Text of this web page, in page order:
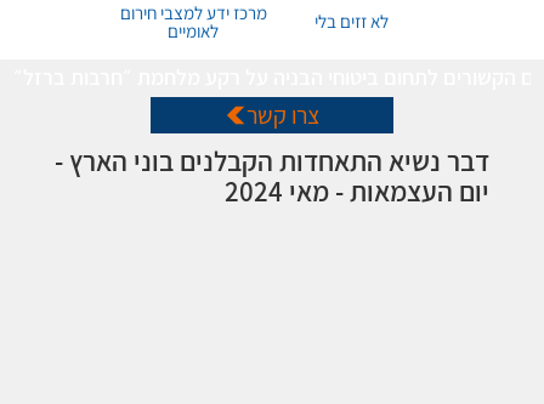
לא זזים בלי מרכז ידע למצבי חירום
לאומיים
צרו קשר
דבר נשיא התאחדות הקבלנים בוני הארץ -
יום העצמאות - מאי 2024